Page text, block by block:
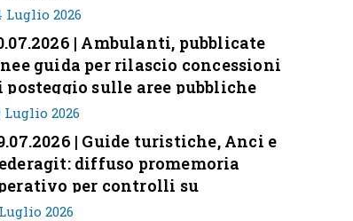
Luglio 2026
| Ambulanti, pubblicate
guida per rilascio concessioni
posteggio sulle aree pubbliche
Luglio 2026
| Guide turistiche, Anci e
diffuso promemoria
per controlli su
2026